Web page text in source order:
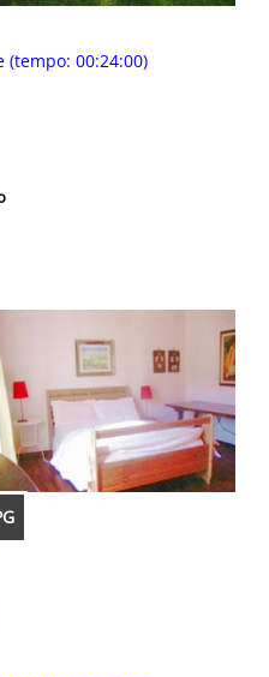
(tempo: 00:24:00)